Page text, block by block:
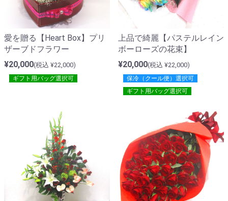
愛を贈る【Heart Box】プリ
ザーブドフラワー
¥20,000(税込 ¥22,000)
ギフト用バッグ選択可
上品で綺麗【パステルレイン
ボーローズの花束】
¥20,000(税込 ¥22,000)
保冷（クール便）選択可
ギフト用バッグ選択可